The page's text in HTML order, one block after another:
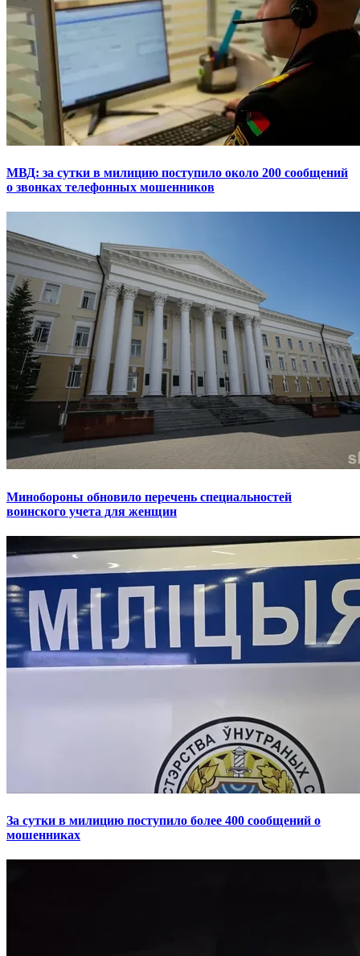
МВД: за сутки в милицию поступило около 200 сообщений
о звонках телефонных мошенников
Минобороны обновило перечень специальностей
воинского учета для женщин
За сутки в милицию поступило более 400 сообщений о
мошенниках